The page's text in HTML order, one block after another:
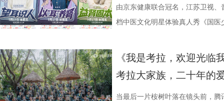
是押上自己的家产……与其说《江
是一群人的故事。在风云激荡的变
人的对话。8月12日起，每晚
友，黄圣依再度回归，以细腻敏
们的暖心后盾。赛场之上，她总
份勇气特别可嘉。“我这个‘班主
轮答的默契博弈，再到项目实战
究竟哪一队能冲破关卡、率先晋
注入不竭动力。 产业共振：1992
的另一大亮点是1992造梦局的正
化”的全产业链影视生态。街区不
站拍遍”的影视拍摄服务目标。
业布局上迈出了坚实一步。潜力
年华的精神角落，「理解」单元
形交流、开放互动与轻社交形式
打造专业电影课堂。「工作坊」
撞。 「参与」单元则将通过「光
视频创作者，开展限时20小时的
分，凭借净胜球优势暂列第三位
本轮无锡队轮空的情况下，宿迁
对任何一个对手都要立足于拼。
京队、苏州队、无锡队等传统强
进，正不断上演“霸王归来”的“好
数观众心中的烧脑神作。豆瓣评
列豆瓣电影TOP250第191位。从
推演以及隐藏细节的分析至今仍
一艘名为“埃俄罗斯”号的神秘游
一人。随处可见的血迹、神秘的
由京东健康联合冠名，江苏卫视
档中医文化明星体验真人秀《国
健康、护肾课堂、健康求真等精
破解“中风谜案” “病发现场探案”
活环境、身体表现等线索中抽丝
《我是考拉，欢迎光临
考拉大家族，二十年的
当最后一片桉树叶落在镜头前，